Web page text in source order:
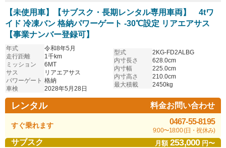
【未使用車】【サブスク・長期レンタル専用車両】 4tワ
イド 冷凍バン 格納パワーゲート -30℃設定 リアエアサス
【事業ナンバー登録可】
年式
令和8年5月
走行距離
1千km
ミッション
6MT
サス
リアエアサス
パワーゲート 格納
車検
2028年5月28日
型式
2KG-FD2ALBG
内寸長さ
628.0cm
内寸幅
225.0cm
内寸高さ
210.0cm
最大積載
2450kg
レンタル 料金お問い合わせ
すぐ乗れます 0467-55-8195
9:00〜18:00 (日・祝休み)
サブスク 月額253,000円〜